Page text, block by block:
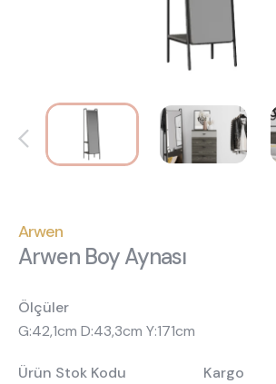
İnsan
Öneriler
444 8
Arwen
Arwen Boy Aynası
Ölçüler
G:42,1cm D:43,3cm Y:171cm
Ürün Stok Kodu
Kargo